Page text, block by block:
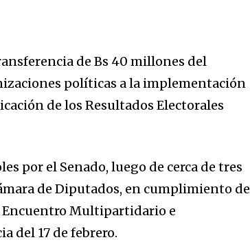
de Bs 40 millones del
políticas a la implementación
de los Resultados Electorales
por el Senado, luego de cerca de tres
de Diputados, en cumplimiento de
Encuentro Multipartidario e
del 17 de febrero.